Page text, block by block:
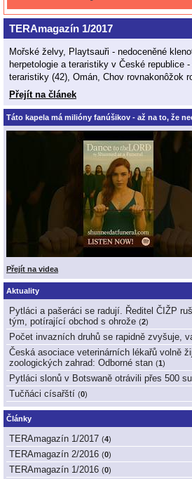
TERAmagazín 1/2017
Mořské želvy, Playtsauři - nedoceněné
herpetologie a teraristiky v České republice
teraristiky (42), Omán, Chov rovnakonôžok
Přejít na článek
Táto kapela má milióny fanúšikov - až na to, že
Přejít na videa
Aktuality
Pytláci a pašeráci se radují. Ředitel ČIŽP
tým, potírající obchod s ohrože (2)
Počet invazních druhů se rapidně zvyšuje,
Česká asociace veterinárních lékařů volně
zoologických zahrad: Odborné stan (1 )
Pytláci slonů v Botswaně otrávili přes 500
Tučňáci císařští (0)
Články
TERAmagazín 1/2017 (4)
TERAmagazín 2/2016 (0)
TERAmagazín 1/2016 (0)